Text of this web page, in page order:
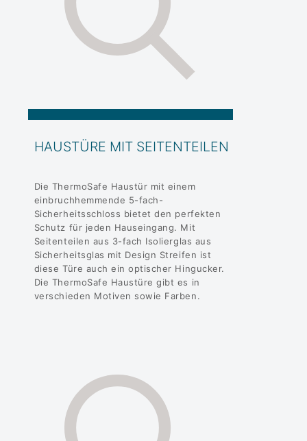
HAUSTÜRE MIT SEITENTEILEN
Die ThermoSafe Haustür mit einem
einbruchhemmende 5-fach-
Sicherheitsschloss bietet den perfekten
Schutz für jeden Hauseingang. Mit
Seitenteilen aus 3-fach Isolierglas aus
Sicherheitsglas mit Design Streifen ist
diese Türe auch ein optischer Hingucker.
Die ThermoSafe Haustüre gibt es in
verschieden Motiven sowie Farben.